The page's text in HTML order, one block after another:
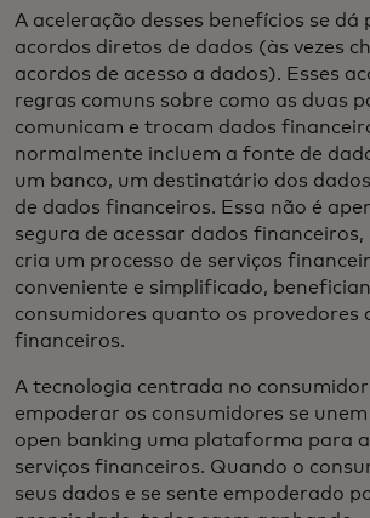
A aceleração desses benefícios se dá
acordos diretos de dados (às vezes
acordos de acesso a dados). Esses
regras comuns sobre como as duas
comunicam e trocam dados
normalmente incluem a fonte de
um banco, um destinatário dos
de dados financeiros. Essa não é
segura de acessar dados
cria um processo de serviços
conveniente e simplificado,
consumidores quanto os provedores
financeiros.
A tecnologia centrada no
empoderar os consumidores se
open banking uma plataforma para
serviços financeiros. Quando o
seus dados e se sente empoderado